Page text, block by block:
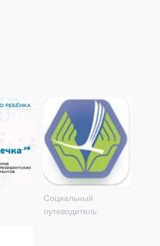
Социальный
путеводитель